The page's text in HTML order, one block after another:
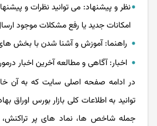
نظر و پیشنهاد: می توانید نظرات و
امکانات جدید یا رفع مشکلات موجود
راهنما: آموزش و آشنا شدن با بخش
اخبار: آگاهی و مطالعه آخرین اخبار
در ادامه صفحه اصلی سایت که به آن
توانید به اطلاعات کلی بازار بورس اوراق
جمله شاخص ها، نماد های پر